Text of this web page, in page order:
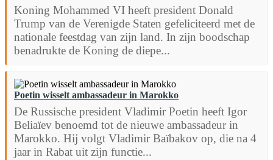
Koning Mohammed VI heeft president Donald
Trump van de Verenigde Staten gefeliciteerd met de
nationale feestdag van zijn land. In zijn boodschap
benadrukte de Koning de diepe...
Poetin wisselt ambassadeur in Marokko
De Russische president Vladimir Poetin heeft Igor
Beliaïev benoemd tot de nieuwe ambassadeur in
Marokko. Hij volgt Vladimir Baïbakov op, die na 4
jaar in Rabat uit zijn functie...